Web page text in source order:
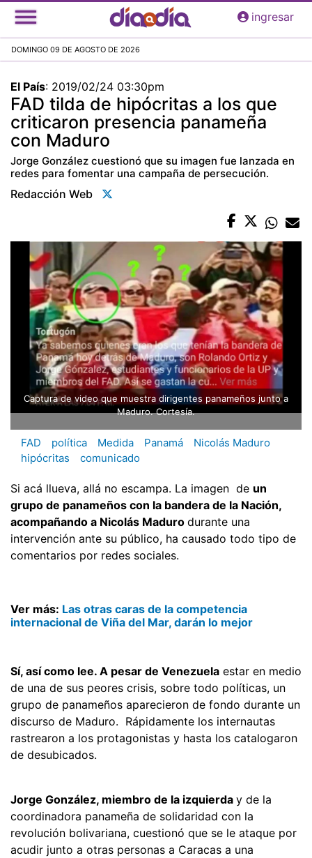
Pasar
al
principal
ingresar
DOMINGO 09 DE AGOSTO DE 2026
El País: 2019/02/24 03:30pm
FAD tilda de hipócritas a los que
criticaron presencia panameña
con Maduro
Jorge González cuestionó que su imagen fue lanzada en
redes para fomentar una campaña de persecución.
Redacción Web
Captura de video que muestra dirigentes panameños junto a
Maduro. Cortesía.
FAD política Medida Panamá
Nicolás Maduro
hipócritas
comunicado
Si acá llueva, allá no escampa. La imagen de un
grupo de panameños con la bandera de la Nación,
acompañando a Nicolás Maduro durante una
intervención ante su público, ha causado todo tipo de
comentarios por redes sociales.
Ver más: Las otras caras de la competencia
internacional de Viña del Mar, darán lo mejor
Sí, así como lee. A pesar de Venezuela estar en medio
de una de sus peores crisis, sobre todo políticas, un
grupo de panameños aparecieron de fondo durante un
discurso de Maduro. Rápidamente los internautas
rastrearon a los protagonistas y hasta los catalogaron
de desubicados.
Jorge González, miembro de la izquierda y de la
coordinadora panameña de solidaridad con la
revolución bolivariana, cuestionó que se le ataque por
acudir junto a otras personas a Caracas a una